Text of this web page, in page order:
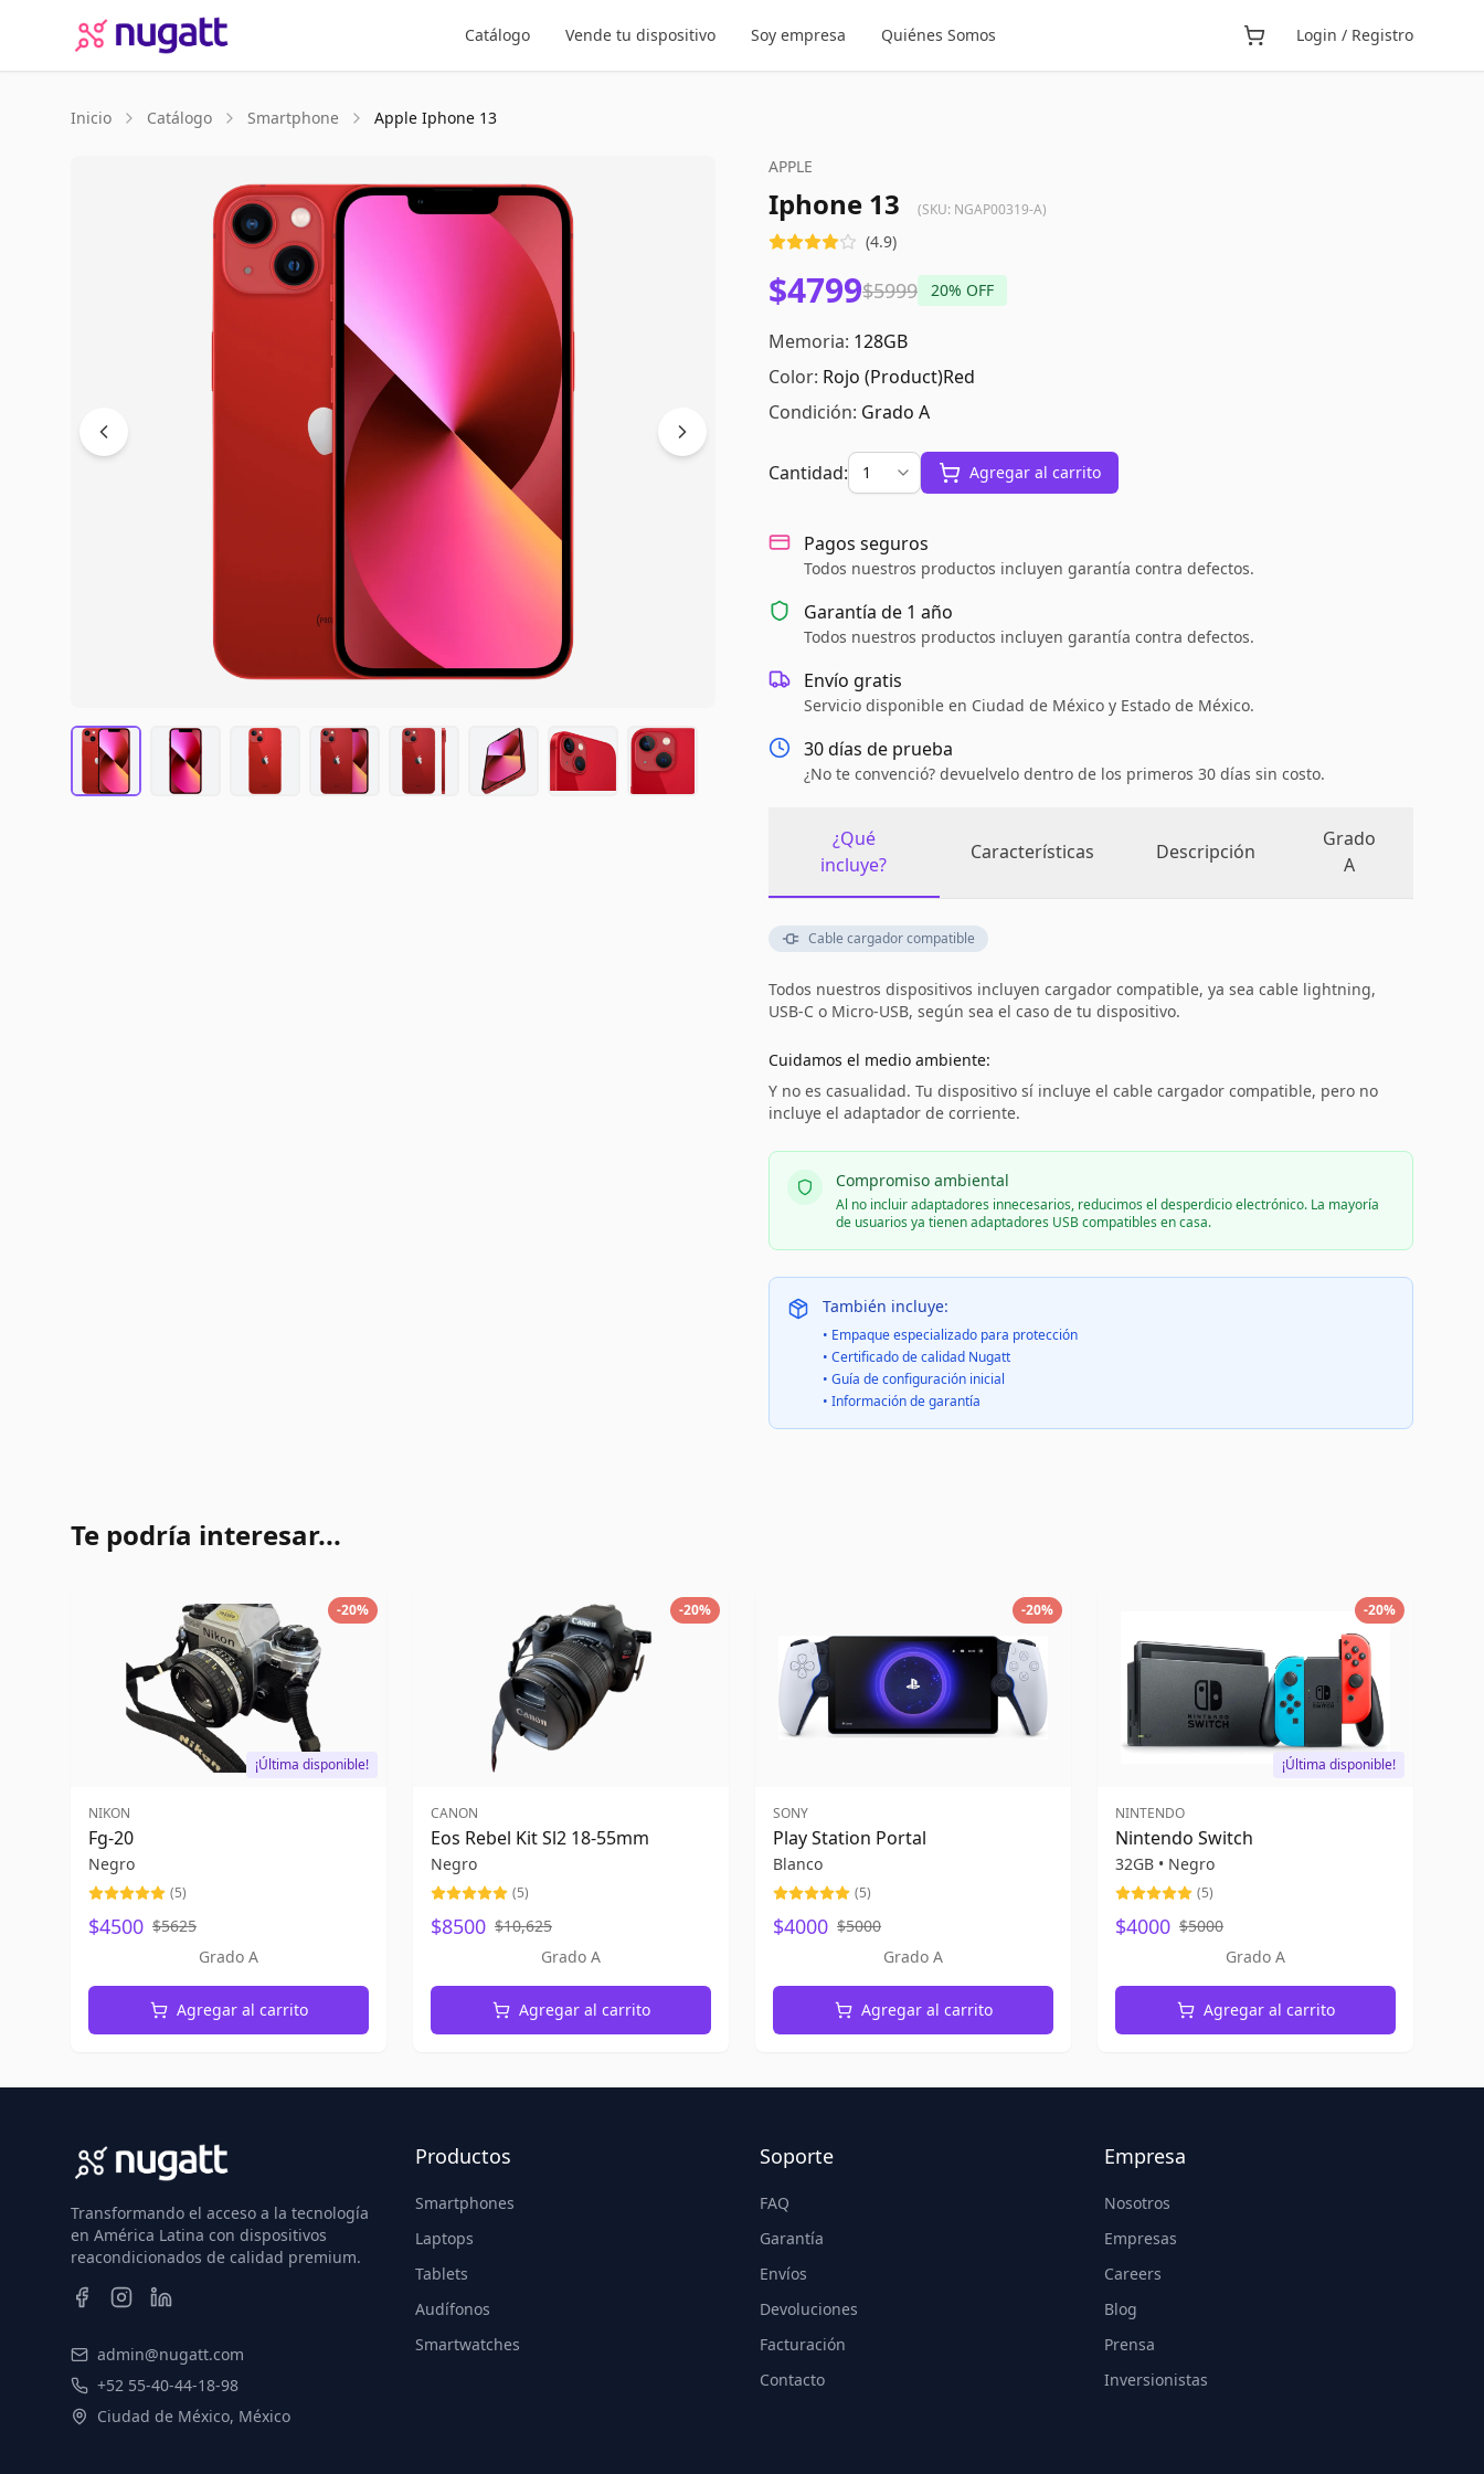
Catálogo Vende tu dispositivo Soy empresa Quiénes Somos Login / Registro
Inicio Catálogo Smartphone Apple Iphone 13
APPLE
Iphone 13 (SKU: NGAP00319-A)
(4.9)
$4799$5999 20% OFF
Memoria: 128GB
Color: Rojo (product)red
Condición: Grado A
Cantidad: Agregar al carrito
Pagos seguros
Todos nuestros productos incluyen garantía contra defectos.
Garantía de 1 año
Todos nuestros productos incluyen garantía contra defectos.
Envío gratis
Servicio disponible en Ciudad de México y Estado de México.
30 días de prueba
¿No te convenció? devuelvelo dentro de los primeros 30 días sin costo.
¿Qué
incluye?
Características Descripción
Grado
A
Cable cargador compatible
Todos nuestros dispositivos incluyen cargador compatible, ya sea cable lightning,
USB-C o Micro-USB, según sea el caso de tu dispositivo.
Cuidamos el medio ambiente:
Y no es casualidad. Tu dispositivo sí incluye el cable cargador compatible, pero no
incluye el adaptador de corriente.
Compromiso ambiental
Al no incluir adaptadores innecesarios, reducimos el desperdicio electrónico. La mayoría
de usuarios ya tienen adaptadores USB compatibles en casa.
También incluye:
• Empaque especializado para protección
• Certificado de calidad Nugatt
• Guía de configuración inicial
• Información de garantía
Te podría interesar...
-20%
¡Última disponible!
NIKON
Fg-20
Negro
(5)
$4500 $5625
Grado A
Agregar al carrito
-20%
CANON
Eos Rebel Kit Sl2 18-55mm
Negro
(5)
$8500 $10,625
Grado A
Agregar al carrito
-20%
SONY
Play Station Portal
Blanco
(5)
$4000 $5000
Grado A
Agregar al carrito
-20%
¡Última disponible!
NINTENDO
Nintendo Switch
32GB • Negro
(5)
$4000 $5000
Grado A
Agregar al carrito
Transformando el acceso a la tecnología
en América Latina con dispositivos
reacondicionados de calidad premium.
admin@nugatt.com
+52 55-40-44-18-98
Ciudad de México, México
Productos
Smartphones
Laptops
Tablets
Audífonos
Smartwatches
Soporte
FAQ
Garantía
Envíos
Devoluciones
Facturación
Contacto
Empresa
Nosotros
Empresas
Careers
Blog
Prensa
Inversionistas